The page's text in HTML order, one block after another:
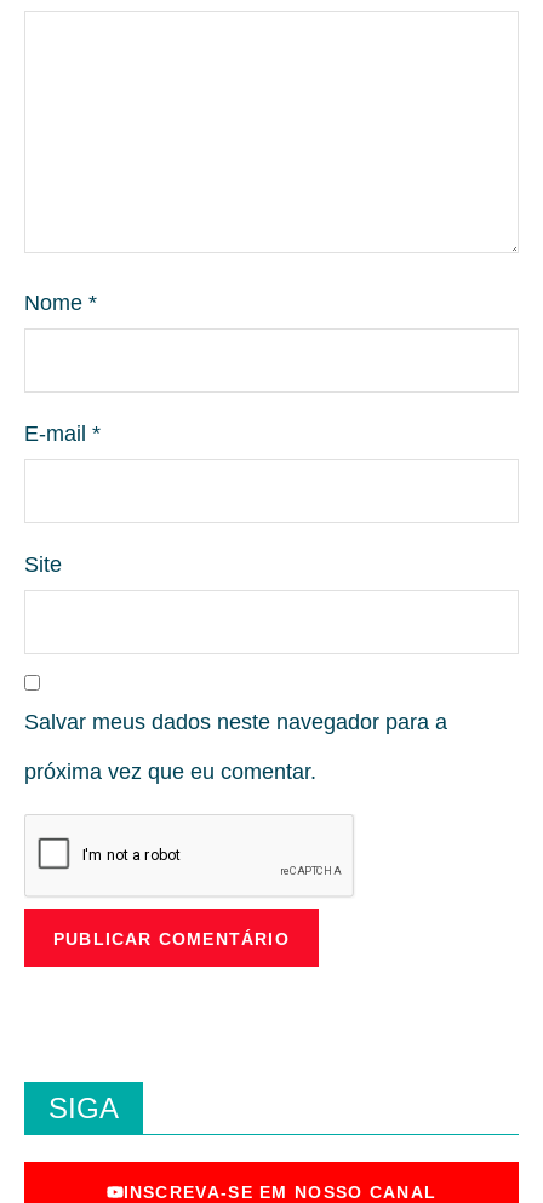
Nome *
E-mail *
Site
Salvar meus dados neste navegador para a
próxima vez que eu comentar.
SIGA
INSCREVA-SE EM NOSSO CANAL